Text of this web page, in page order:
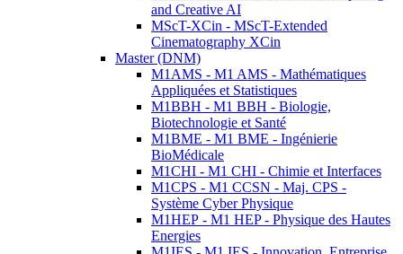
and Creative AI
MScT-XCin - MScT-Extended
Cinematography XCin
Master (DNM)
M1AMS - M1 AMS - Mathématiques
Appliquées et Statistiques
M1BBH - M1 BBH - Biologie,
Biotechnologie et Santé
M1BME - M1 BME - Ingénierie
BioMédicale
M1CHI - M1 CHI - Chimie et Interfaces
M1CPS - M1 CCSN - Maj. CPS -
Système Cyber Physique
M1HEP - M1 HEP - Physique des Hautes
Energies